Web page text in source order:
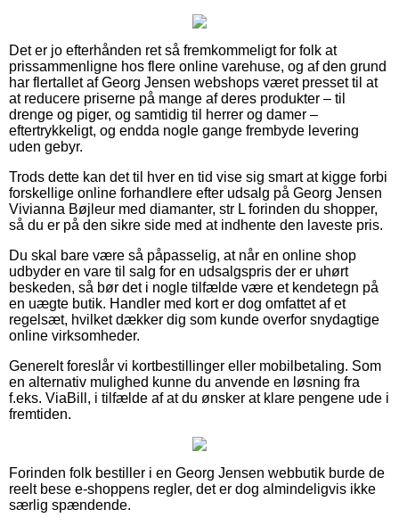
Det er jo efterhånden ret så fremkommeligt for folk at
prissammenligne hos flere online varehuse, og af den grund
har flertallet af Georg Jensen webshops været presset til at
at reducere priserne på mange af deres produkter – til
drenge og piger, og samtidig til herrer og damer –
eftertrykkeligt, og endda nogle gange frembyde levering
uden gebyr.
Trods dette kan det til hver en tid vise sig smart at kigge forbi
forskellige online forhandlere efter udsalg på Georg Jensen
Vivianna Bøjleur med diamanter, str L forinden du shopper,
så du er på den sikre side med at indhente den laveste pris.
Du skal bare være så påpasselig, at når en online shop
udbyder en vare til salg for en udsalgspris der er uhørt
beskeden, så bør det i nogle tilfælde være et kendetegn på
en uægte butik. Handler med kort er dog omfattet af et
regelsæt, hvilket dækker dig som kunde overfor snydagtige
online virksomheder.
Generelt foreslår vi kortbestillinger eller mobilbetaling. Som
en alternativ mulighed kunne du anvende en løsning fra
f.eks. ViaBill, i tilfælde af at du ønsker at klare pengene ude i
fremtiden.
Forinden folk bestiller i en Georg Jensen webbutik burde de
reelt bese e-shoppens regler, det er dog almindeligvis ikke
særlig spændende.